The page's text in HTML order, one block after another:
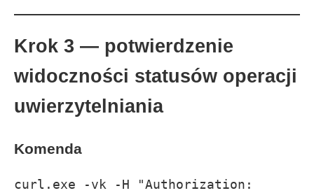
Krok 3 — potwierdzenie
widoczności statusów operacji
uwierzytelniania
Komenda
curl.exe -vk -H "Authorization: